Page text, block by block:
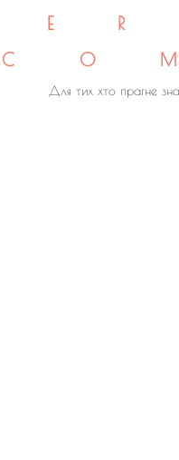
Для тих хто прагне